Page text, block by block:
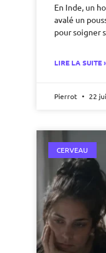
En Inde, un
avalé un
pour soigner
LIRE LA SUITE
Pierrot 22
CERVEAU